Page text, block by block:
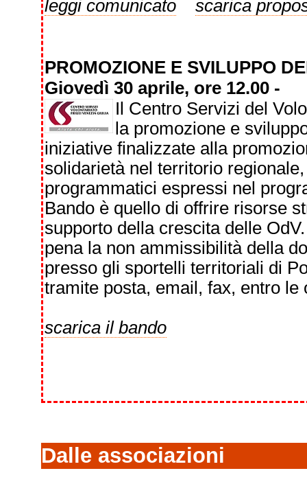
leggi comunicato scarica
PROMOZIONE E SVILUPPO
Giovedì 30 aprile, ore 12.00 -
Il Centro Servizi del
la promozione e
iniziative finalizzate alla
solidarietà nel territorio
programmatici espressi nel
Bando è quello di offrire risorse
supporto della crescita delle
pena la non ammissibilità della
presso gli sportelli territoriali di
tramite posta, email, fax, entro
scarica il bando
Dalle associazioni